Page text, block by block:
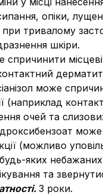
опіки,
при тривалому
шкіри.
місцеві
може
(наприклад
очей та
(можливо
яких небажаних
та
3 роки.